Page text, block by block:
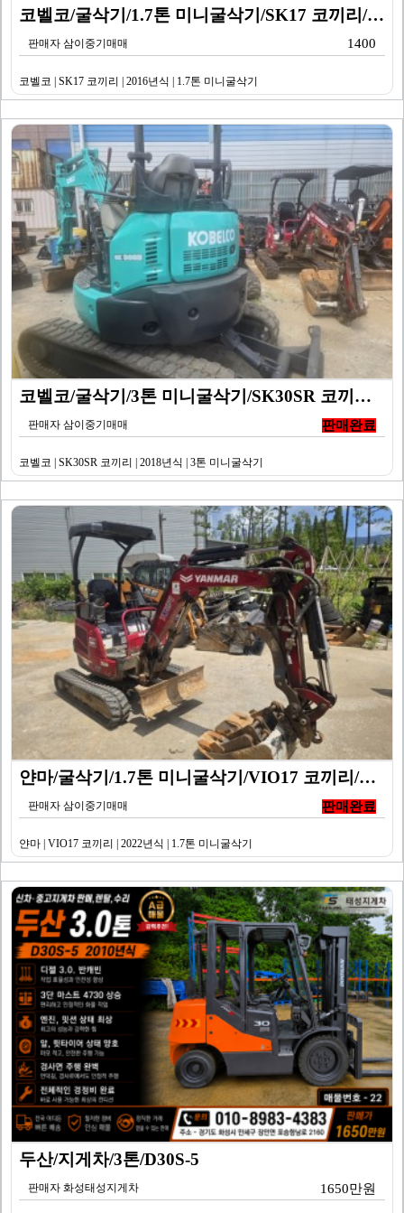
코벨코/굴삭기/1.7톤 미니굴삭기/SK17 코끼리/20…
판매자 삼이중기매매 1400
코벨코 | SK17 코끼리 | 2016년식 | 1.7톤 미니굴삭기
코벨코/굴삭기/3톤 미니굴삭기/SK30SR 코끼리/20…
판매자 삼이중기매매 판매완료
코벨코 | SK30SR 코끼리 | 2018년식 | 3톤 미니굴삭기
얀마/굴삭기/1.7톤 미니굴삭기/VIO17 코끼리/20…
판매자 삼이중기매매 판매완료
얀마 | VIO17 코끼리 | 2022년식 | 1.7톤 미니굴삭기
두산/지게차/3톤/D30S-5
판매자 화성태성지게차 1650만원